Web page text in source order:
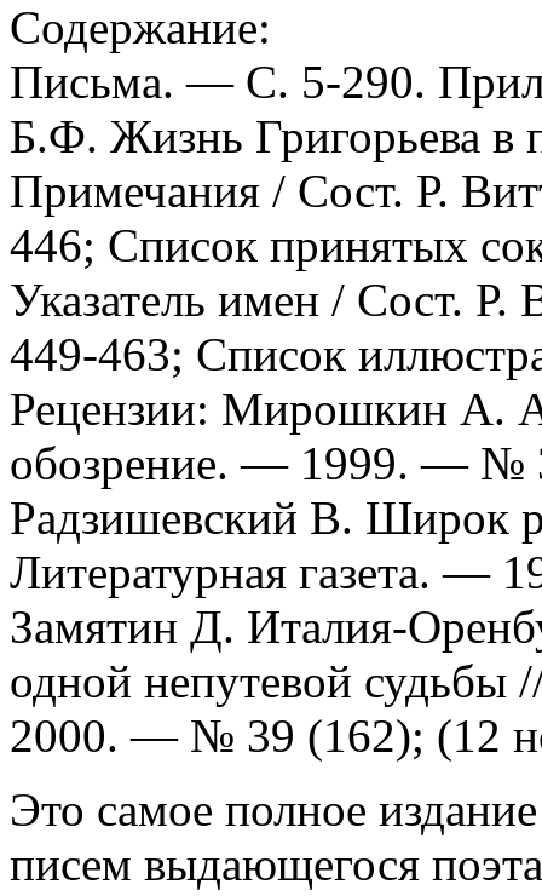
Содержание:
Письма. — С. 5-290.
Б.Ф. Жизнь Григорьева
Примечания / Сост. Р.
446; Список принятых
Указатель имен / Сост.
449-463; Список
Рецензии: Мирошкин А.
обозрение. — 1999. — №
Радзишевский В. Широк
Литературная газета. —
Замятин Д. Италия-
одной непутевой судьбы
2000. — № 39 (162); (12
Это самое полное
писем выдающегося